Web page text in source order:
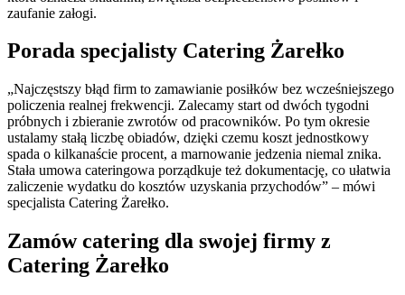
zaufanie załogi.
Porada specjalisty Catering Żarełko
„Najczęstszy błąd firm to zamawianie posiłków bez wcześniejszego
policzenia realnej frekwencji. Zalecamy start od dwóch tygodni
próbnych i zbieranie zwrotów od pracowników. Po tym okresie
ustalamy stałą liczbę obiadów, dzięki czemu koszt jednostkowy
spada o kilkanaście procent, a marnowanie jedzenia niemal znika.
Stała umowa cateringowa porządkuje też dokumentację, co ułatwia
zaliczenie wydatku do kosztów uzyskania przychodów” – mówi
specjalista Catering Żarełko.
Zamów catering dla swojej firmy z
Catering Żarełko